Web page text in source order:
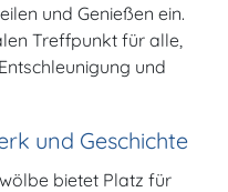
und Genießen ein.
Treffpunkt für alle,
und
und Geschichte
bietet Platz für